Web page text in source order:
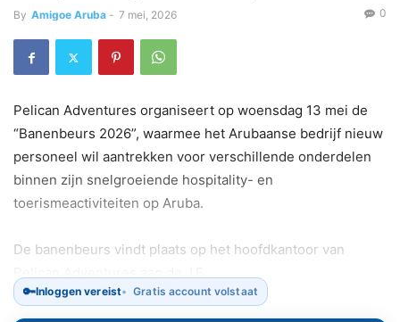
By Amigoe Aruba - 7 mei, 2026 0
Pelican Adventures organiseert op woensdag 13 mei de
“Banenbeurs 2026”, waarmee het Arubaanse bedrijf nieuw
personeel wil aantrekken voor verschillende onderdelen
binnen zijn snelgroeiende hospitality- en
toerismeactiviteiten op Aruba.
De banenbeurs vindt plaats op het hoofdkantoor van
🔑Inloggen vereist Gratis account volstaat